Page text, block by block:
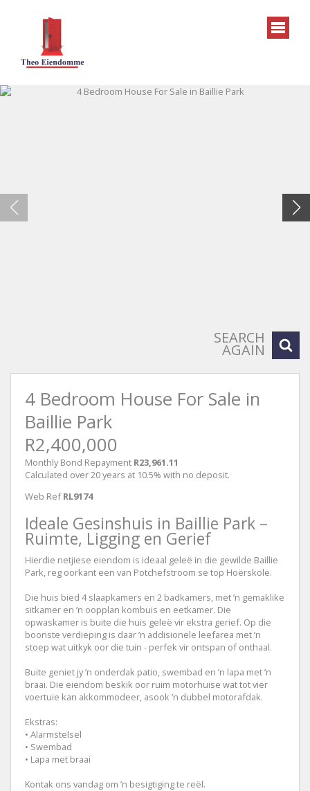
SEARCH
AGAIN
4 Bedroom House For Sale in
Baillie Park
R2,400,000
Monthly Bond Repayment R23,961.11
Calculated over 20 years at 10.5% with no deposit.
Web Ref RL9174
Ideale Gesinshuis in Baillie Park –
Ruimte, Ligging en Gerief
Hierdie netjiese eiendom is ideaal geleë in die gewilde Baillie
Park, reg oorkant een van Potchefstroom se top Hoërskole.
Die huis bied 4 slaapkamers en 2 badkamers, met ’n gemaklike
sitkamer en ’n oopplan kombuis en eetkamer. Die
opwaskamer is buite die huis geleë vir ekstra gerief. Op die
boonste verdieping is daar ’n addisionele leefarea met ’n
stoep wat uitkyk oor die tuin - perfek vir ontspan of onthaal.
Buite geniet jy ’n onderdak patio, swembad en ’n lapa met ’n
braai. Die eiendom beskik oor ruim motorhuise wat tot vier
voertuie kan akkommodeer, asook ’n dubbel motorafdak.
Ekstras:
• Alarmstelsel
• Swembad
• Lapa met braai
Kontak ons vandag om ’n besigtiging te reël.